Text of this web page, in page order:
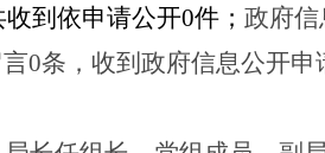
收到依申请公开0件； 政府
言0条， 收到政府信息公开申